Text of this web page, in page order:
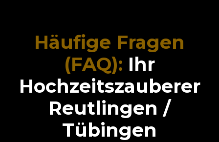
Häufige Fragen
(FAQ): Ihr
Hochzeitszauberer
Reutlingen /
Tübingen